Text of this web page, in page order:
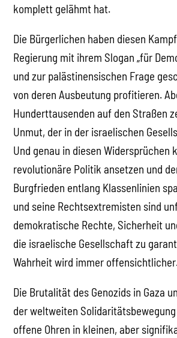
komplett gelähmt hat.
Die Bürgerlichen haben diesen
Regierung mit ihrem Slogan „für
und zur palästinensischen Frage
von deren Ausbeutung profitieren.
Hunderttausenden auf den Straßen
Unmut, der in der israelischen
Und genau in diesen Widersprüchen
revolutionäre Politik ansetzen und
Burgfrieden entlang Klassenlinien
und seine Rechtsextremisten sind
demokratische Rechte, Sicherheit
die israelische Gesellschaft zu
Wahrheit wird immer
Die Brutalität des Genozids in Gaza
der weltweiten
offene Ohren in kleinen, aber